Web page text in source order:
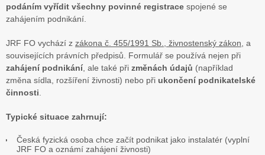
podáním vyřídit všechny povinné registrace spojené se
zahájením podnikání.
JRF FO vychází z zákona č. 455/1991 Sb., živnostenský zákon , a
souvisejících právních předpisů. Formulář se používá nejen při
zahájení podnikání, ale také při změnách údajů (například
změna sídla, rozšíření živnosti) nebo při ukončení podnikatelské
činnosti
Typické situace zahrnují:
Česká fyzická osoba chce začít podnikat jako instalatér (vyplní
JRF FO a oznámí zahájení živnosti)